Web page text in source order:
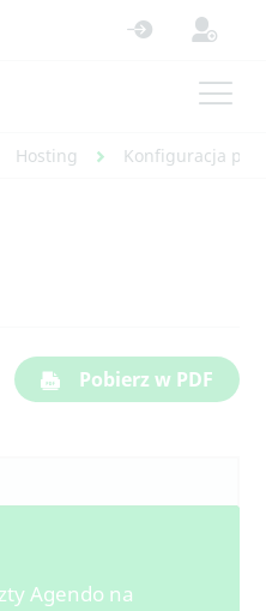
Hosting Konfiguracja
Pobierz w PDF
Agendo na